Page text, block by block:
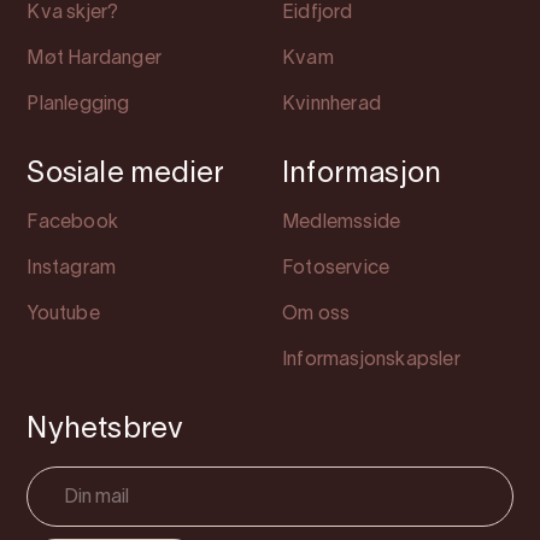
Kva skjer?
Møt Hardanger
Planlegging
Eidfjord
Kvam
Kvinnherad
Sosiale medier
Facebook
Instagram
Youtube
Informasjon
Medlemsside
Fotoservice
Om oss
Informasjonskapsler
Nyhetsbrev